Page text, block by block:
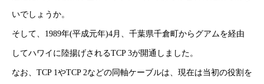
健康企業宣言
いでしょうか。
そして、1989年(平成元年)4月、千葉県千倉町からグアムを経由
してハワイに陸揚げされるTCP 3が開通しました。
なお、TCP 1やTCP 2などの同軸ケーブルは、現在は当初の役割を